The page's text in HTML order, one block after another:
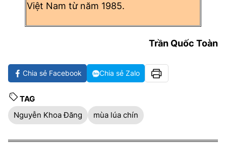
Việt Nam từ năm 1985.
Trần Quốc Toàn
Chia sẻ Facebook Chia sẻ Zalo
TAG
Nguyễn Khoa Đăng
mùa lúa chín